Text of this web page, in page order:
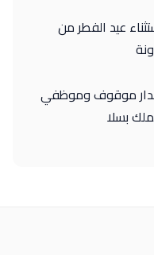
عيد الفطر من
موقوف وموظفي
بسلا